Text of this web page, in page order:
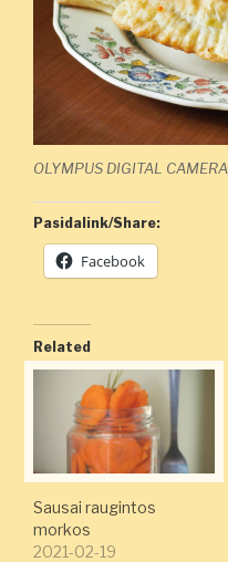
OLYMPUS DIGITAL CAMERA
Pasidalink/Share:
Facebook
Related
Sausai raugintos
morkos
2021-02-19